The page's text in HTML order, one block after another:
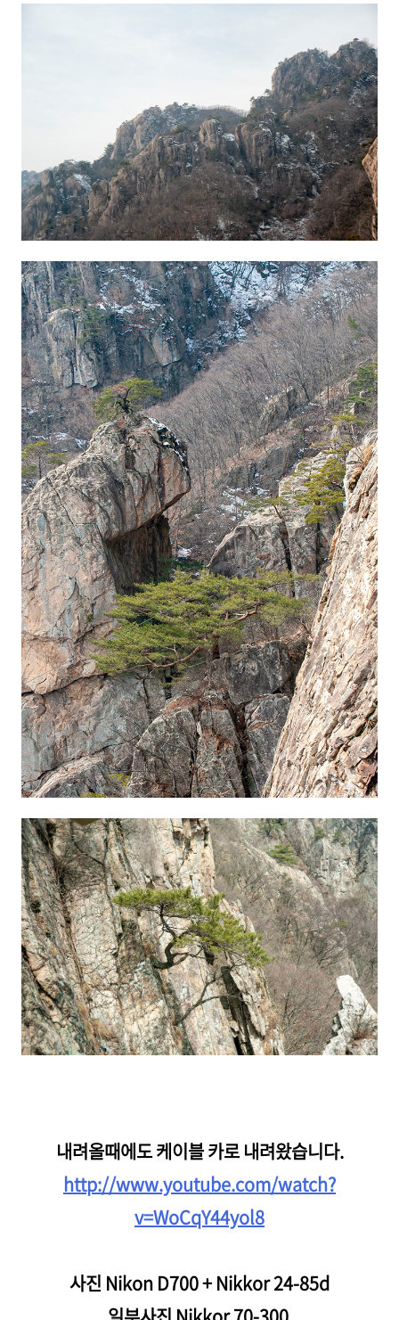
내려올때에도 케이블 카로 내려왔습니다.
http://www.youtube.com/watch?
v=WoCqY44yol8
사진 Nikon D700 + Nikkor 24-85d